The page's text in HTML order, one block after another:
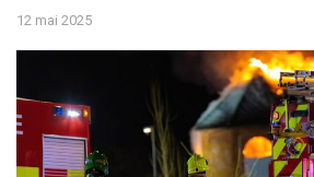
12 mai 2025